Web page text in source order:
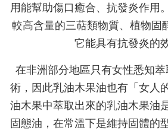
用能幫助傷口癒合、抗發炎作用
較高含量的三萜類物質、植物固
它能具有抗發炎的
在非洲部分地區只有女性悉知
術，因此乳油木果油也有「女人
油木果中萃取出來的乳油木果油
固態油，在常溫下是維持固體的